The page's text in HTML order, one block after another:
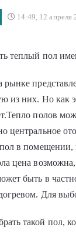
14:49, 12 апреля
теплый пол
рынке
из них. Но как
полов
центральное
в помещении,
цена
быть в
Для
такой пол,